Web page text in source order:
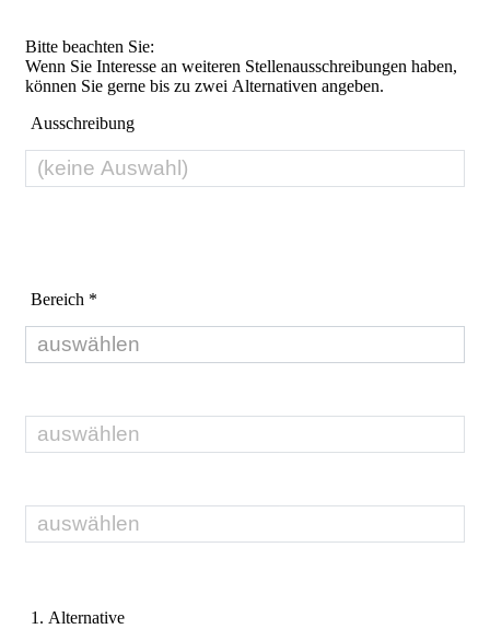
Bitte beachten Sie:
Wenn Sie Interesse an weiteren Stellenausschreibungen haben,
können Sie gerne bis zu zwei Alternativen angeben.
Ausschreibung
Bereich *
1. Alternative